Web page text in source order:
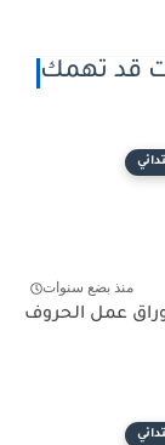
قد تهمك
منذ بضع سنوات